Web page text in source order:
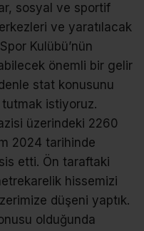
sosyal ve sportif
ve yaratılacak
Kulübü’nün
önemli bir gelir
stat konusunu
istiyoruz.
üzerindeki 2260
2024 tarihinde
etti. Ön taraftaki
hissemizi
düşeni yaptık.
olduğunda